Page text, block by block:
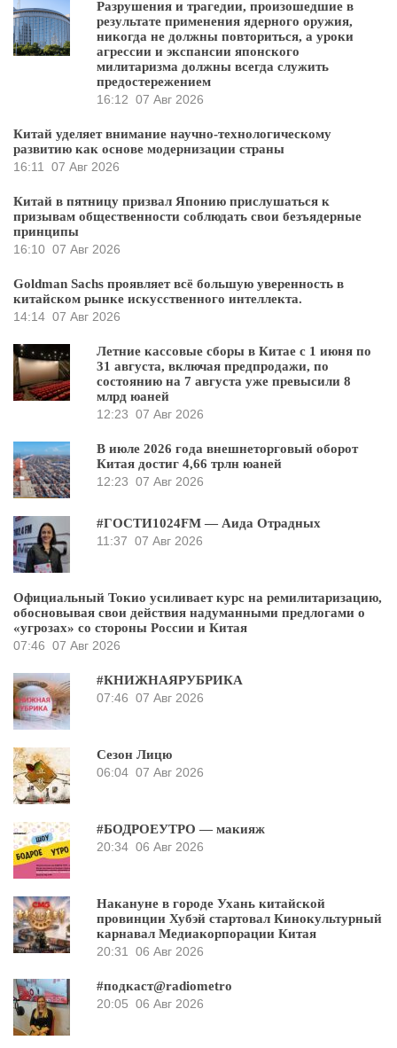
Разрушения и трагедии, произошедшие в
результате применения ядерного оружия,
никогда не должны повториться, а уроки
агрессии и экспансии японского
милитаризма должны всегда служить
предостережением
16:12 07 Авг 2026
Китай уделяет внимание научно-технологическому
развитию как основе модернизации страны
16:11
07 Авг 2026
Китай в пятницу призвал Японию прислушаться к
призывам общественности соблюдать свои безъядерные
принципы
16:10 07 Авг 2026
Goldman Sachs проявляет всё большую уверенность в
китайском рынке искусственного интеллекта.
14:14 07 Авг 2026
Летние кассовые сборы в Китае с 1 июня по
31 августа, включая предпродажи, по
состоянию на 7 августа уже превысили 8
млрд юаней
12:23 07 Авг 2026
В июле 2026 года внешнеторговый оборот
Китая достиг 4,66 трлн юаней
12:23 07 Авг 2026
#ГОСТИ1024FM — Аида Отрадных
11:37 07 Авг 2026
Официальный Токио усиливает курс на ремилитаризацию,
обосновывая свои действия надуманными предлогами о
«угрозах» со стороны России и Китая
07:46 07 Авг 2026
#КНИЖНАЯРУБРИКА
07:46 07 Авг 2026
Сезон Лицю
06:04 07 Авг 2026
#БОДРОЕУТРО — макияж
20:34 06 Авг 2026
Накануне в городе Ухань китайской
провинции Хубэй стартовал Кинокультурный
карнавал Медиакорпорации Китая
20:31
06 Авг 2026
#подкаст@radiometro
20:05 06 Авг 2026